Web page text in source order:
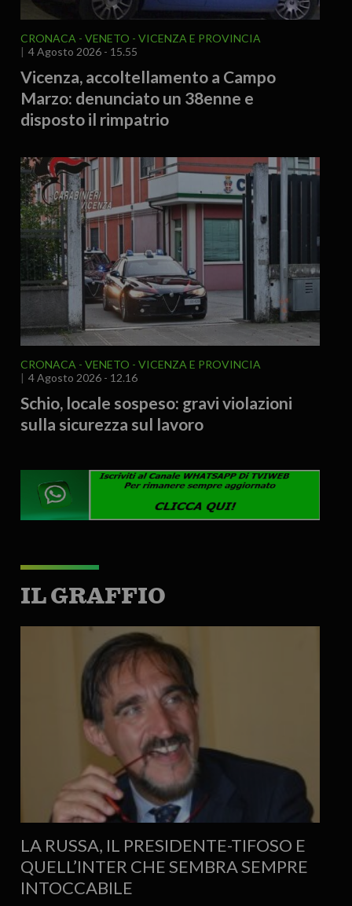
CRONACA VENETO
VICENZA E PROVINCIA
4 Agosto 2026 - 15.55
Vicenza, accoltellamento a Campo
Marzo: denunciato un 38enne e
disposto il rimpatrio
CRONACA VENETO
VICENZA E PROVINCIA
4 Agosto 2026 - 12.16
Schio, locale sospeso: gravi violazioni
sulla sicurezza sul lavoro
IL GRAFFIO
LA RUSSA, IL PRESIDENTE-TIFOSO E
QUELL’INTER CHE SEMBRA SEMPRE
INTOCCABILE